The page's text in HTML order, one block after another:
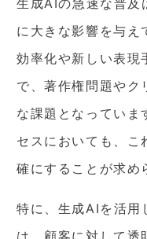
生成AIの急速な普及
に大きな影響を与え
効率化や新しい表現
で、著作権問題やク
な課題となっていま
セスにおいても、こ
確にすることが求め
特に、生成AIを活用
は、顧客に対して透